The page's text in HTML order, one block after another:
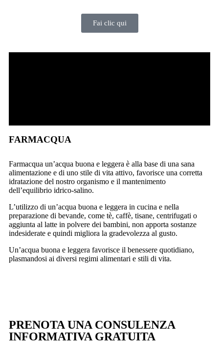
Fai clic qui
FARMACQUA
Farmacqua un’acqua buona e leggera è alla base di una sana
alimentazione e di uno stile di vita attivo, favorisce una corretta
idratazione del nostro organismo e il mantenimento
dell’equilibrio idrico-salino.
L’utilizzo di un’acqua buona e leggera in cucina e nella
preparazione di bevande, come tè, caffè, tisane, centrifugati o
aggiunta al latte in polvere dei bambini, non apporta sostanze
indesiderate e quindi migliora la gradevolezza al gusto.
Un’acqua buona e leggera favorisce il benessere quotidiano,
plasmandosi ai diversi regimi alimentari e stili di vita.
PRENOTA UNA CONSULENZA
INFORMATIVA GRATUITA